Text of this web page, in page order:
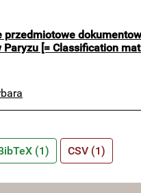
przedmiotowe
Paryzu [= Classification
(1) CSV (1)